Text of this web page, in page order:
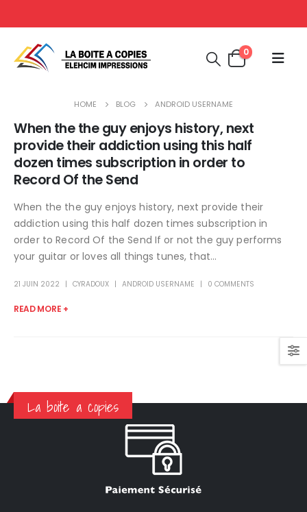
0
HOME BLOG ANDROID USERNAME
When the the guy enjoys history, next
provide their addiction using this half
dozen times subscription in order to
Record Of the Send
When the the guy enjoys history, next provide their
addiction using this half dozen times subscription in
order to Record Of the Send If or not the guy performs
your guitar or loves all things tunes, that...
21 JUIN 2022 CYRADOUX ANDROID USERNAME 0 COMMENTS
READ MORE +
La boite a copies